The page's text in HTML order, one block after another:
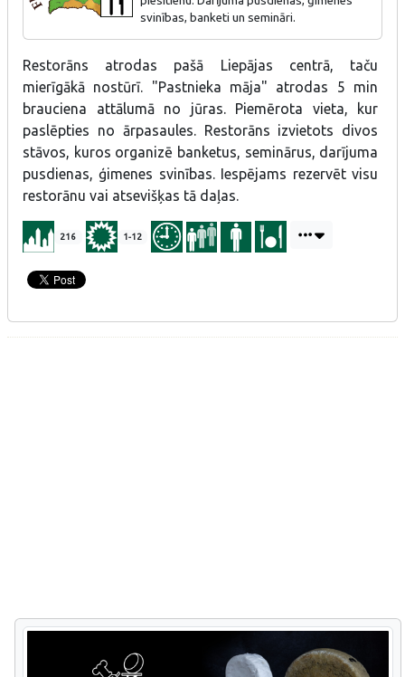
svinības, banketi un semināri.
burkānu un spinātu krēmzupa; Krāsnī cepta menca,
sama,butes,sviesta zivs un laša filejas; ''Liepājas menciņi''-
podiņā; Grilētas cūku ribiņas, liellopa gaļa, jērs un vista; bukstiņa
biezputra ar kūpinātas gaļas sīpolu mērci, kartupeļu
pankūkas; ''Pikantās vēstulītes''- cepti-pildīti buļļa pauti; Pastas
un veģetārie ēdieni; Kārtainās mīklas bļodiņā ieceptas meža ogas
ar olu krēmu un pašu gatavotu plombīra saldējumu un citi deserti.
Restorāns atrodas pašā Liepājas centrā, taču
mierīgākā nostūrī. "Pastnieka māja" atrodas 5 min
brauciena attālumā no jūras. Piemērota vieta, kur
paslēpties no ārpasaules. Restorāns izvietots divos
stāvos, kuros organizē banketus, seminārus, darījuma
pusdienas, ģimenes svinības. Iespējams rezervēt visu
restorānu vai atsevišķas tā daļas.
216 1-12